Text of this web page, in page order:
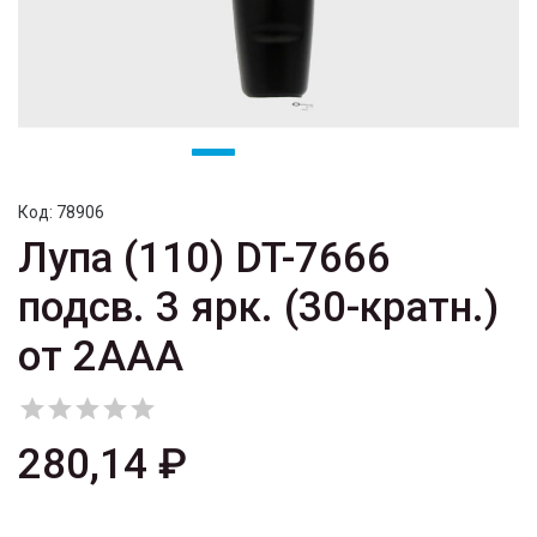
Код: 78906
Лупа (110) DT-7666
подсв. 3 ярк. (30-кратн.)
от 2AAA

280,14 ₽